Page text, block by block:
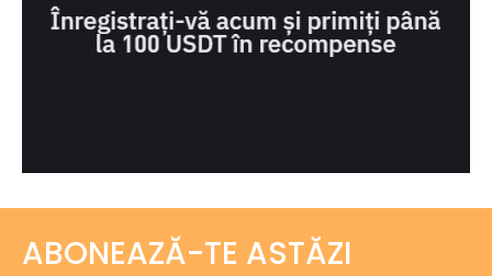
ABONEAZĂ-TE ASTĂZI